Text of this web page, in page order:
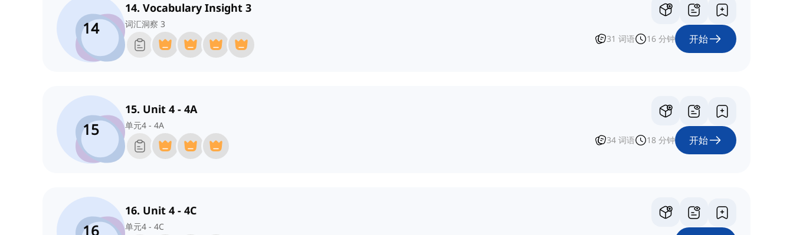
14
14. Vocabulary Insight 3
词汇洞察 3
31 词语 16 分钟 开始
15
15. Unit 4 - 4A
单元4 - 4A
34 词语 18 分钟 开始
16
16. Unit 4 - 4C
单元4 - 4C